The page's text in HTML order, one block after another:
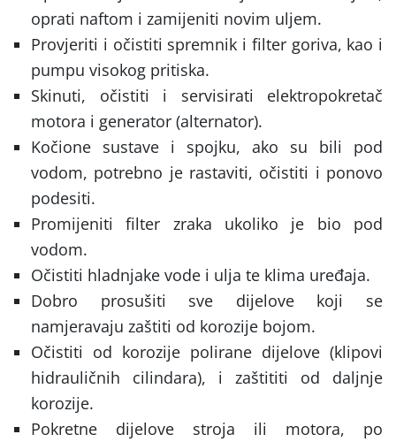
oprati naftom i zamijeniti novim uljem.
Provjeriti i očistiti spremnik i filter goriva, kao i
pumpu visokog pritiska.
Skinuti, očistiti i servisirati elektropokretač
motora i generator (alternator).
Kočione sustave i spojku, ako su bili pod
vodom, potrebno je rastaviti, očistiti i ponovo
podesiti.
Promijeniti filter zraka ukoliko je bio pod
vodom.
Očistiti hladnjake vode i ulja te klima uređaja.
Dobro prosušiti sve dijelove koji se
namjeravaju zaštiti od korozije bojom.
Očistiti od korozije polirane dijelove (klipovi
hidrauličnih cilindara), i zaštititi od daljnje
korozije.
Pokretne dijelove stroja ili motora, po